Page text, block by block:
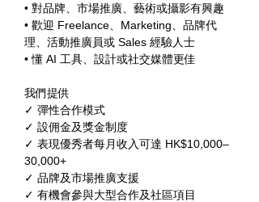
• 對品牌、市場推廣、藝術或攝影有興趣
• 歡迎 Freelance、Marketing、品牌代
理、活動推廣員或 Sales 經驗人士
• 懂 AI 工具、設計或社交媒體更佳
我們提供
✓ 彈性合作模式
✓ 設佣金及獎金制度
✓ 表現優秀者每月收入可達 HK$10,000–
30,000+
✓ 品牌及市場推廣支援
✓ 有機會參與大型合作及社區項目